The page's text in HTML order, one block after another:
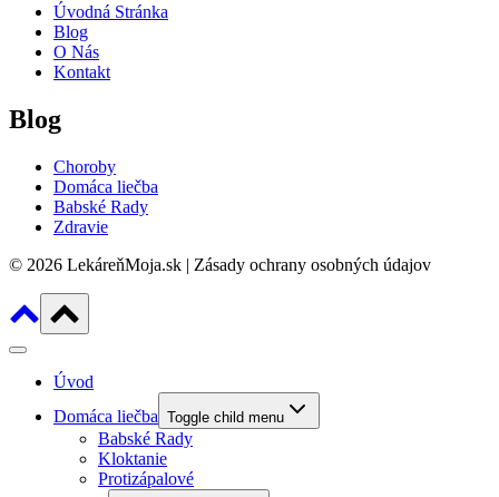
Úvodná Stránka
Blog
O Nás
Kontakt
Blog
Choroby
Domáca liečba
Babské Rady
Zdravie
© 2026 LekáreňMoja.sk | Zásady ochrany osobných údajov
Úvod
Domáca liečba Toggle child menu
Babské Rady
Kloktanie
Protizápalové